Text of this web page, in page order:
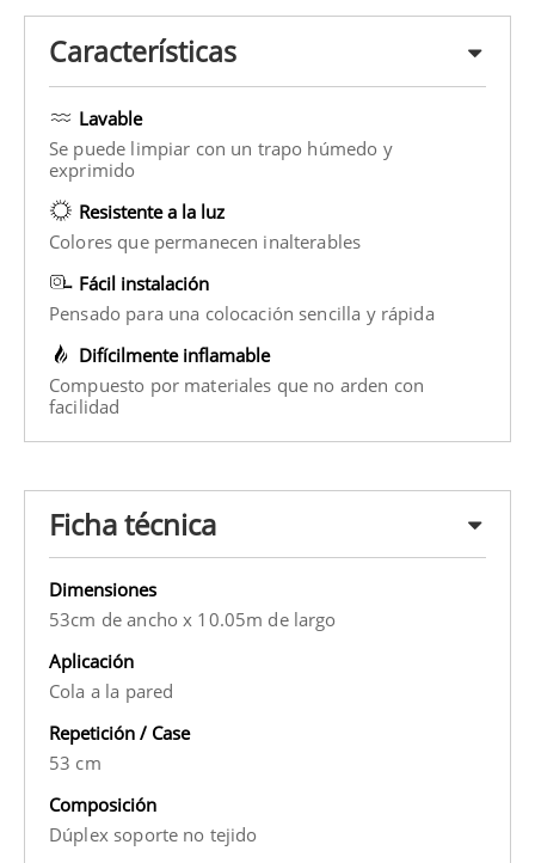
Características
Lavable
Se puede limpiar con un trapo húmedo y
exprimido
Resistente a la luz
Colores que permanecen inalterables
Fácil instalación
Pensado para una colocación sencilla y rápida
Difícilmente inflamable
Compuesto por materiales que no arden con
facilidad
Ficha técnica
Dimensiones
53cm de ancho x 10.05m de largo
Aplicación
Cola a la pared
Repetición / Case
53 cm
Composición
Dúplex soporte no tejido